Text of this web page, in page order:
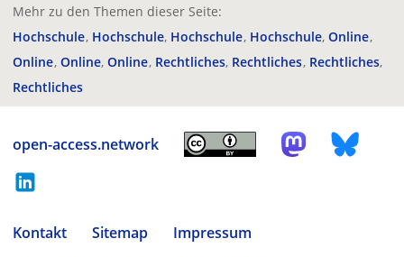
Mehr zu den Themen dieser Seite:
Hochschule Hochschule Hochschule Hochschule Online
Online Online Online Rechtliches Rechtliches Rechtliches
Rechtliches
open-access.network
Kontakt Sitemap
Impressum